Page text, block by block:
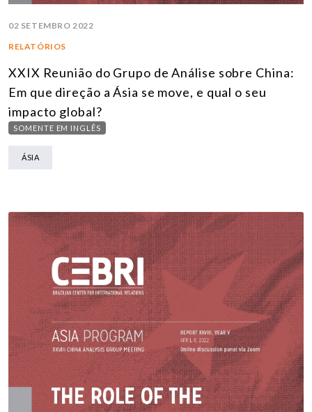
02 SETEMBRO 2022
RELATÓRIOS
XXIX Reunião do Grupo de Análise sobre China:
Em que direção a Ásia se move, e qual o seu
impacto global?
SOMENTE EM INGLÊS
ÁSIA